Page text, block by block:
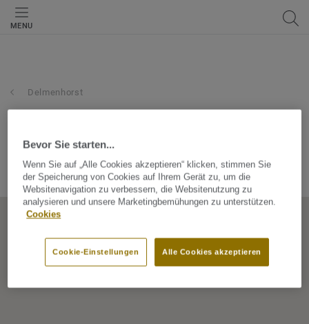
MENU
Delmenhorst
erich famulla gmbh
Stedinger Str. 59-63, 27753, Delmenhorst, Niedersachsen,
Germany
Bevor Sie starten...
Wenn Sie auf „Alle Cookies akzeptieren“ klicken, stimmen Sie
der Speicherung von Cookies auf Ihrem Gerät zu, um die
Websitenavigation zu verbessern, die Websitenutzung zu
analysieren und unsere Marketingbemühungen zu unterstützen.
Cookies
Alle Cookies akzeptieren
Cookie-Einstellungen